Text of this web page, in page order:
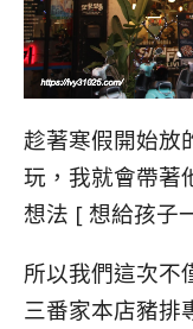
趁著寒假開始放
玩，我就會帶著
想法 [ 想給孩子
所以我們這次不
三番家本店豬排